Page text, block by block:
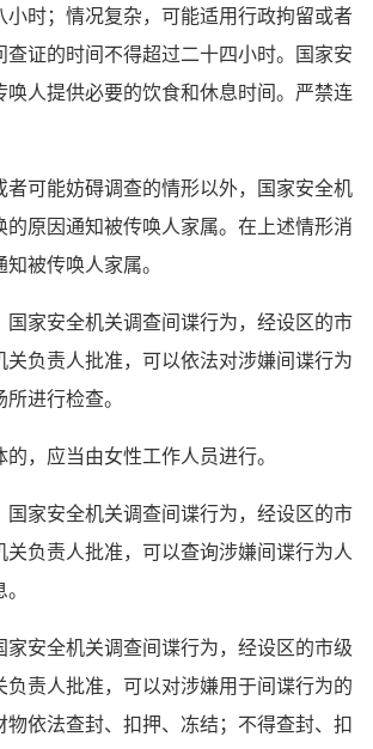
小时；情况复杂，可能适用行政拘留或者
查证的时间不得超过二十四小时。国家安
唤人提供必要的饮食和休息时间。严禁连
者可能妨碍调查的情形以外，国家安全机
的原因通知被传唤人家属。在上述情形消
被传唤人家属。
家安全机关调查间谍行为，经设区的市
关负责人批准，可以依法对涉嫌间谍行为
进行检查。
，应当由女性工作人员进行。
家安全机关调查间谍行为，经设区的市
关负责人批准，可以查询涉嫌间谍行为人
安全机关调查间谍行为，经设区的市级
负责人批准，可以对涉嫌用于间谍行为的
物依法查封、扣押、冻结；不得查封、扣